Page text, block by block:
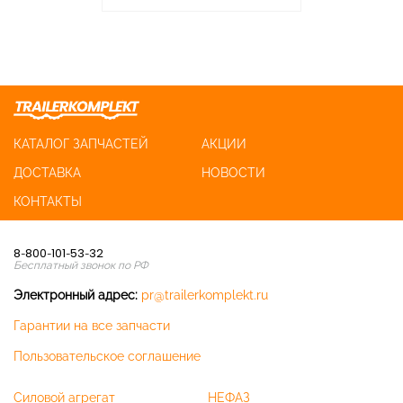
КАТАЛОГ ЗАПЧАСТЕЙ
АКЦИИ
ДОСТАВКА
НОВОСТИ
КОНТАКТЫ
8-800-101-53-32
Бесплатный звонок по РФ
Электронный адрес: pr@trailerkomplekt.ru
Гарантии на все запчасти
Пользовательское соглашение
Силовой агрегат НЕФАЗ